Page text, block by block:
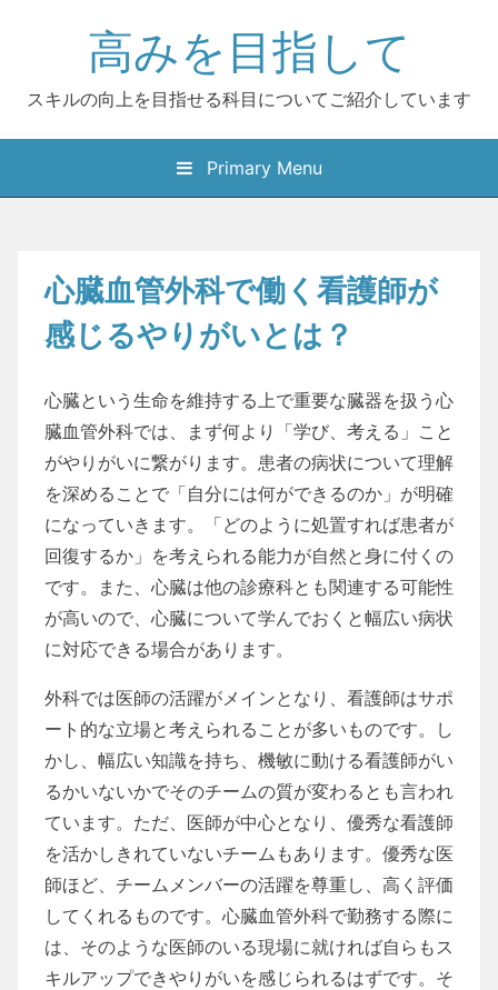
高みを目指して
スキルの向上を目指せる科目についてご紹介しています
Primary Menu
心臓血管外科で働く看護師が
感じるやりがいとは？
心臓という生命を維持する上で重要な臓器を扱う心
臓血管外科では、まず何より「学び、考える」こと
がやりがいに繋がります。患者の病状について理解
を深めることで「自分には何ができるのか」が明確
になっていきます。「どのように処置すれば患者が
回復するか」を考えられる能力が自然と身に付くの
です。また、心臓は他の診療科とも関連する可能性
が高いので、心臓について学んでおくと幅広い病状
に対応できる場合があります。
外科では医師の活躍がメインとなり、看護師はサポ
ート的な立場と考えられることが多いものです。し
かし、幅広い知識を持ち、機敏に動ける看護師がい
るかいないかでそのチームの質が変わるとも言われ
ています。ただ、医師が中心となり、優秀な看護師
を活かしきれていないチームもあります。優秀な医
師ほど、チームメンバーの活躍を尊重し、高く評価
してくれるものです。心臓血管外科で勤務する際に
は、そのような医師のいる現場に就ければ自らもス
キルアップできやりがいを感じられるはずです。そ